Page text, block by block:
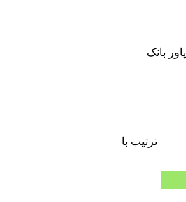
پاور بانک
ترتیب با